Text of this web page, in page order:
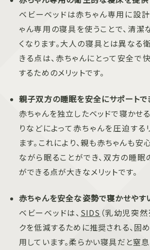
ベビーベッドは赤ちゃん専用に設計
ゃん専用の寝具を使うことで、清潔
くなります。大人の寝具とは異なる
きる点は、赤ちゃんにとって安全で
するためのメリットです。
親子双方の睡眠を安全にサポートで
赤ちゃんを独立したベッドで寝かせ
りなどによって赤ちゃんを圧迫す
ます。これにより、親も赤ちゃんも安
ながら眠ることができ、双方の睡眠
ができる点が大きなメリットです。
赤ちゃんを安全な姿勢で寝かせやす
ベビーベッドは、 SIDS （乳幼児突
クを低減するために推奨される、固
用しています。柔らかい寝具だと窒